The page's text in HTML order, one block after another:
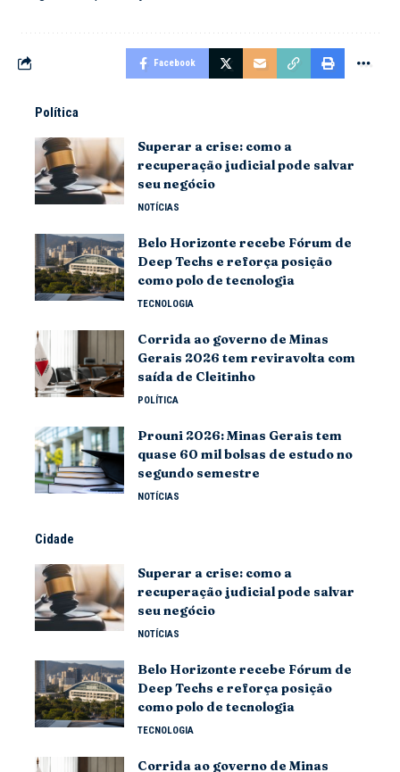
Facebook
Política
Superar a crise: como a
recuperação judicial pode salvar
seu negócio
NOTÍCIAS
Belo Horizonte recebe Fórum de
Deep Techs e reforça posição
como polo de tecnologia
TECNOLOGIA
Corrida ao governo de Minas
Gerais 2026 tem reviravolta com
saída de Cleitinho
POLÍTICA
Prouni 2026: Minas Gerais tem
quase 60 mil bolsas de estudo no
segundo semestre
NOTÍCIAS
Cidade
Superar a crise: como a
recuperação judicial pode salvar
seu negócio
NOTÍCIAS
Belo Horizonte recebe Fórum de
Deep Techs e reforça posição
como polo de tecnologia
TECNOLOGIA
Corrida ao governo de Minas